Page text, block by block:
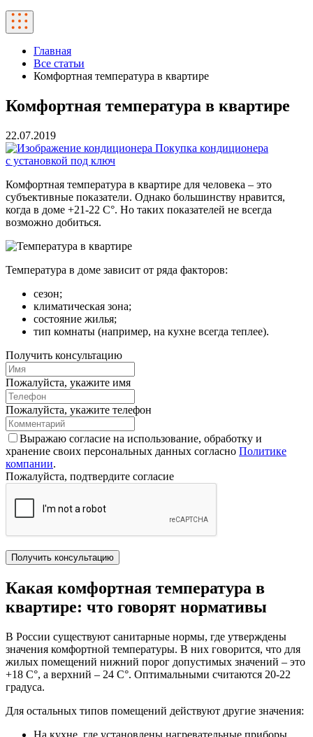
Главная
Все статьи
Комфортная температура в квартире
Комфортная температура в квартире
22.07.2019
Покупка кондиционера
с установкой под ключ
Комфортная температура в квартире для человека – это
субъективные показатели. Однако большинству нравится,
когда в доме +21-22 С°. Но таких показателей не всегда
возможно добиться.
Температура в доме зависит от ряда факторов:
сезон;
климатическая зона;
состояние жилья;
тип комнаты (например, на кухне всегда теплее).
Получить консультацию
Пожалуйста, укажите имя
Пожалуйста, укажите телефон
Выражаю согласие на использование, обработку и
хранение своих персональных данных согласно Политике
компании.
Пожалуйста, подтвердите согласие
Получить консультацию
Какая комфортная температура в
квартире: что говорят нормативы
В России существуют санитарные нормы, где утверждены
значения комфортной температуры. В них говорится, что для
жилых помещений нижний порог допустимых значений – это
+18 С°, а верхний – 24 С°. Оптимальными считаются 20-22
градуса.
Для остальных типов помещений действуют другие значения:
На кухне, где установлены нагревательные приборы,